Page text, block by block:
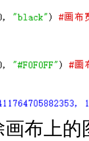
画布上的